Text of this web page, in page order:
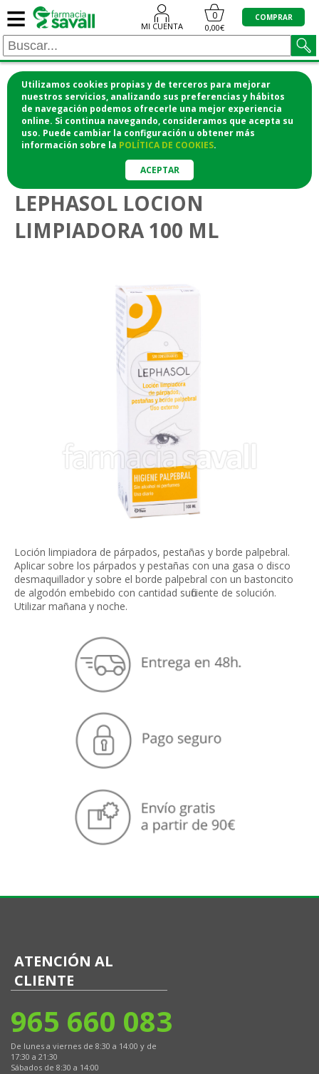
Utilizamos cookies propias y de terceros para mejorar
nuestros servicios, analizando sus preferencias y hábitos
de navegación podemos ofrecerle una mejor experiencia
online. Si continua navegando, consideramos que acepta su
uso. Puede cambiar la configuración u obtener más
información sobre la POLÍTICA DE COOKIES.
ACEPTAR
≡ MI CUENTA
0
0,00€
COMPRAR
¡COMPRA CÓMODAMENTE DESDE CASA Y RECOGE
EN LA FARMACIA!
o si lo prefieres te lo mandamos a casa
Cuidado ocular
LEPHASOL LOCION
LIMPIADORA 100 ML
Loción limpiadora de párpados, pestañas y borde palpebral.
Aplicar sobre los párpados y pestañas con una gasa o disco
desmaquillador y sobre el borde palpebral con un bastoncito
de algodón embebido con cantidad suficiente de solución.
Utilizar mañana y noche.
ATENCIÓN AL
CLIENTE
965 660 083
De lunes a viernes de 8:30 a 14:00 y de
17:30 a 21:30
Sábados de 8:30 a 14:00